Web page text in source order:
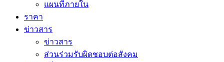
แผนที่ภายใน
ราคา
ข่าวสาร
ข่าวสาร
ส่วนร่วมรับผิดชอบต่อสังคม